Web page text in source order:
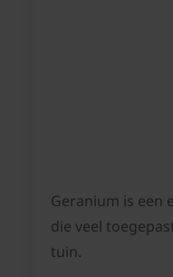
Geranium is een
die veel
tuin.